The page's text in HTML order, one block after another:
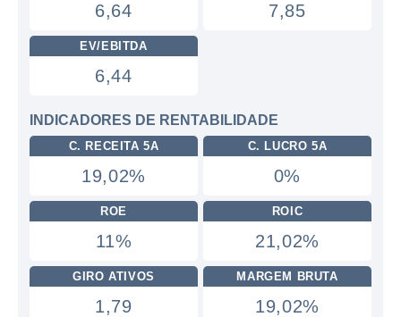
6,64 7,85
EV/EBITDA
6,44
INDICADORES DE RENTABILIDADE
C. RECEITA 5A
19,02%
C. LUCRO 5A
0%
ROE
11%
ROIC
21,02%
GIRO ATIVOS
1,79
MARGEM BRUTA
19,02%